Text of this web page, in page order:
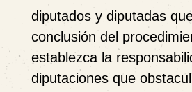
diputados y diputadas
conclusión del
establezca la
diputaciones que